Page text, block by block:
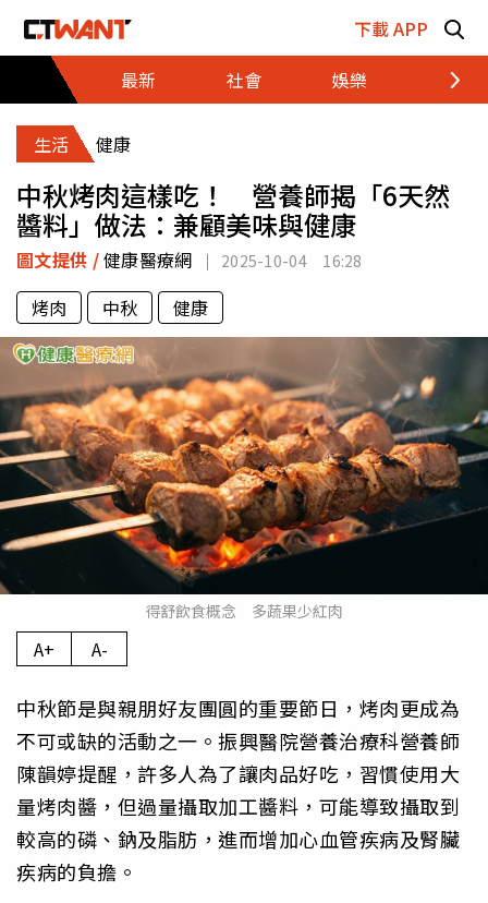
下載 APP
最新
社會 娛樂 財經
生活 健康
中秋烤肉這樣吃！ 營養師揭「6天然
醬料」做法：兼顧美味與健康
圖文提供 /健康醫療網 2025-10-04 16:28
烤肉 中秋 健康
得舒飲食概念 多蔬果少紅肉
A+ A-
中秋節是與親朋好友團圓的重要節日，烤肉更成為
不可或缺的活動之一。振興醫院營養治療科營養師
陳韻婷提醒，許多人為了讓肉品好吃，習慣使用大
量烤肉醬，但過量攝取加工醬料，可能導致攝取到
較高的磷、鈉及脂肪，進而增加心血管疾病及腎臟
疾病的負擔。